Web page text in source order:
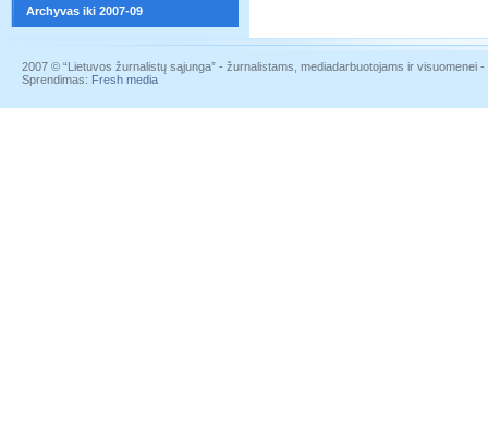
Archyvas iki 2007-09
2007 © “Lietuvos žurnalistų sąjunga” - žurnalistams, mediadarbuotojams ir visuomenei
Sprendimas: Fresh media